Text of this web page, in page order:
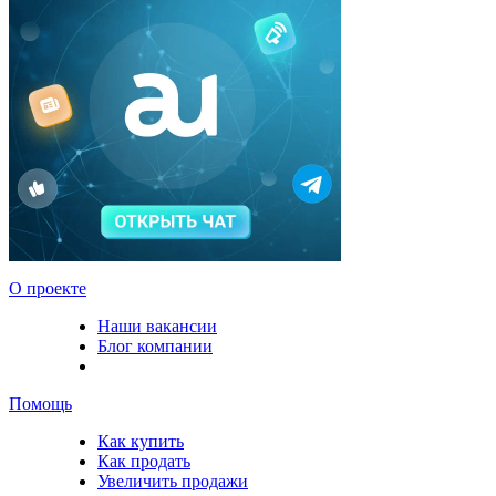
О проекте
Наши вакансии
Блог компании
Помощь
Как купить
Как продать
Увеличить продажи